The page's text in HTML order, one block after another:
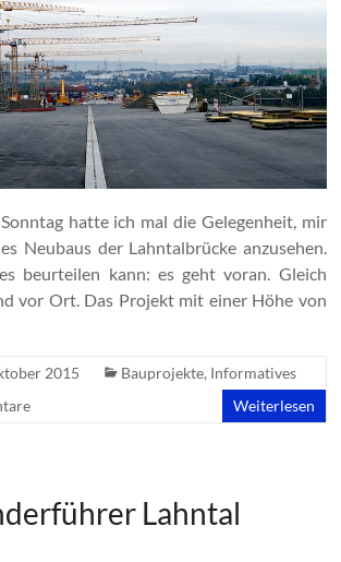
hatte ich mal die Gelegenheit, mir
Neubaus der Lahntalbrücke anzusehen.
beurteilen kann: es geht voran. Gleich
vor Ort. Das Projekt mit einer Höhe von
2015 Bauprojekte, Informatives
Weiterlesen
Lahntal